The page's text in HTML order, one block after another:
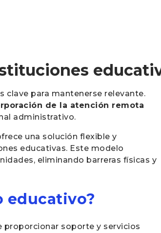
clave para mantenerse relevante.
de la atención remota
administrativo.
una solución flexible y
educativas. Este modelo
eliminando barreras físicas y
educativo?
proporcionar soporte y servicios